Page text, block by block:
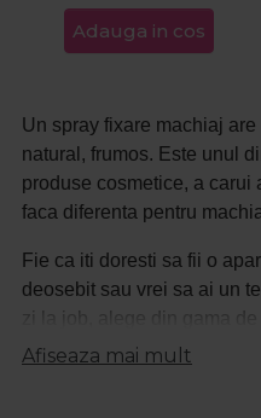
Adauga in cos
Un spray fixare machiaj
natural, frumos. Este unul
produse cosmetice, a carui
faca diferenta pentru
Fie ca iti doresti sa fii o
deosebit sau vrei sa ai un
zi la job, alege din gama
Procosmetic ti-o pune la
Afiseaza mai mult